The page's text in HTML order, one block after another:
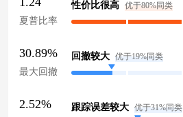
夏普比率
性价比很高 优于80%同类
30.89%
最大回撤
回撤较大 优于19%同类
2.52% 跟踪误差较大 优于31%同类